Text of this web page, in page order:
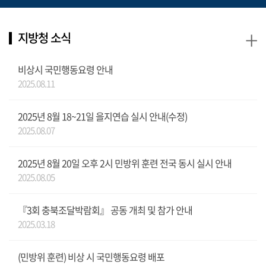
지방청 소식
비상시 국민행동요령 안내
2025.08.11
2025년 8월 18~21일 을지연습 실시 안내(수정)
2025.08.07
2025년 8월 20일 오후 2시 민방위 훈련 전국 동시 실시 안내
2025.08.05
『3회 충북조달박람회』 공동 개최 및 참가 안내
2025.03.18
(민방위 훈련) 비상 시 국민행동요령 배포
+